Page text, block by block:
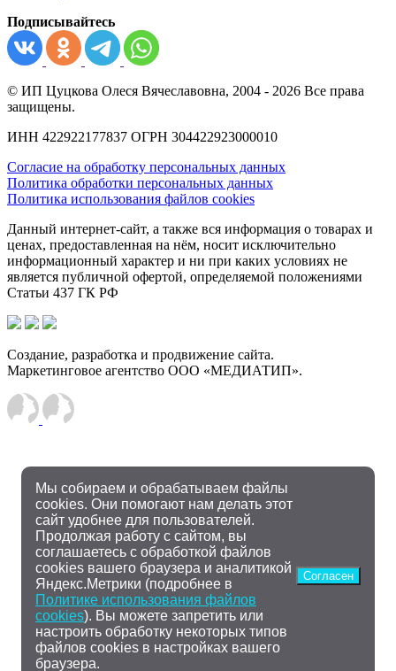
Подписывайтесь
© ИП Цуцкова Олеся Вячеславовна, 2004 - 2026 Все права
защищены.
ИНН 422922177837 ОГРН 304422923000010
Согласие на обработку персональных данных
Политика обработки персональных данных
Политика использования файлов cookies
Данный интернет-сайт, а также вся информация о товарах и
ценах, предоставленная на нём, носит исключительно
информационный характер и ни при каких условиях не
является публичной офертой, определяемой положениями
Статьи 437 ГК РФ
Создание, разработка и продвижение сайта.
Маркетинговое агентство ООО «МЕДИАТИП».
Мы собираем и обрабатываем файлы
cookies. Они помогают нам делать этот
сайт удобнее для пользователей.
Продолжая работу с сайтом, вы
соглашаетесь с обработкой файлов
cookies вашего браузера и аналитикой
Яндекс.Метрики (подробнее в
Политике использования файлов
cookies). Вы можете запретить или
настроить обработку некоторых типов
файлов cookies в настройках вашего
браузера.
Согласен